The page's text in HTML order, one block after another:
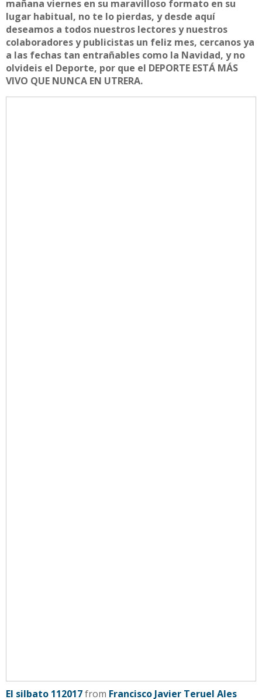
mañana viernes en su maravilloso formato en su
lugar habitual, no te lo pierdas, y desde aquí
deseamos a todos nuestros lectores y nuestros
colaboradores y publicistas un feliz mes, cercanos ya
a las fechas tan entrañables como la Navidad, y no
olvideis el Deporte, por que el DEPORTE ESTÁ MÁS
VIVO QUE NUNCA EN UTRERA.
El silbato 112017from Francisco Javier Teruel Ales